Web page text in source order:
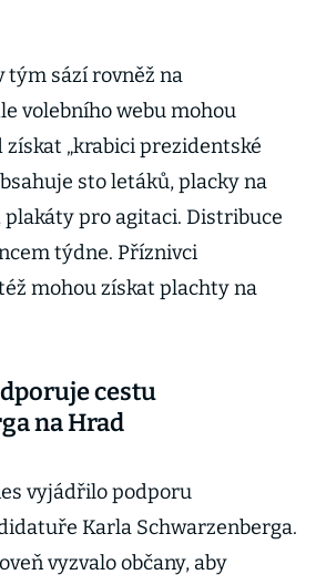
tým sází rovněž na
volebního webu mohou
„krabici prezidentské
sto letáků, placky na
plakáty pro agitaci. Distribuce
týdne. Příznivci
mohou získat plachty na
cestu
na Hrad
vyjádřilo podporu
Karla Schwarzenberga.
vyzvalo občany, aby